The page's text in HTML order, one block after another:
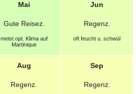
Mai
Gute Reisez.
meist opt. Klima auf
Martinique
Jun
Regenz.
oft feucht u. schwül
Aug
Regenz.
Sep
Regenz.